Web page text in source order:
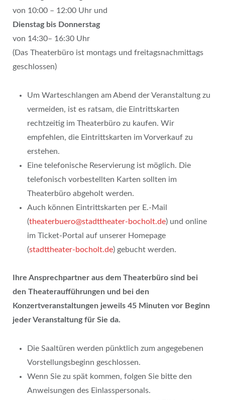
von 10:00 – 12:00 Uhr und
Dienstag bis Donnerstag
von 14:30– 16:30 Uhr
(Das Theaterbüro ist montags und freitagsnachmittags
geschlossen)
Um Warteschlangen am Abend der Veranstaltung zu
vermeiden, ist es ratsam, die Eintrittskarten
rechtzeitig im Theaterbüro zu kaufen. Wir
empfehlen, die Eintrittskarten im Vorverkauf zu
erstehen.
Eine telefonische Reservierung ist möglich. Die
telefonisch vorbestellten Karten sollten im
Theaterbüro abgeholt werden.
Auch können Eintrittskarten per E.-Mail
(theaterbuero@stadttheater-bocholt.de) und online
im Ticket-Portal auf unserer Homepage
(stadttheater-bocholt.de) gebucht werden.
Ihre Ansprechpartner aus dem Theaterbüro sind bei
den Theateraufführungen und bei den
Konzertveranstaltungen jeweils 45 Minuten vor Beginn
jeder Veranstaltung für Sie da.
Die Saaltüren werden pünktlich zum angegebenen
Vorstellungsbeginn geschlossen.
Wenn Sie zu spät kommen, folgen Sie bitte den
Anweisungen des Einlasspersonals.